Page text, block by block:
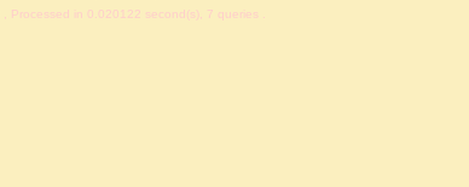
, Processed in 0.020122 second(s), 7 queries .